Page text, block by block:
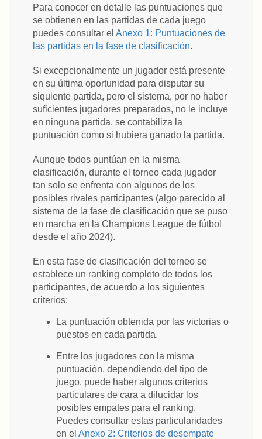
Para conocer en detalle las puntuaciones que
se obtienen en las partidas de cada juego
puedes consultar el Anexo 1: Puntuaciones de
las partidas en la fase de clasificación.
Si excepcionalmente un jugador está presente
en su última oportunidad para disputar su
siquiente partida, pero el sistema, por no haber
suficientes jugadores preparados, no le incluye
en ninguna partida, se contabiliza la
puntuación como si hubiera ganado la partida.
Aunque todos puntúan en la misma
clasificación, durante el torneo cada jugador
tan solo se enfrenta con algunos de los
posibles rivales participantes (algo parecido al
sistema de la fase de clasificación que se puso
en marcha en la Champions League de fútbol
desde el año 2024).
En esta fase de clasificación del torneo se
establece un ranking completo de todos los
participantes, de acuerdo a los siguientes
criterios:
La puntuación obtenida por las victorias o
puestos en cada partida.
Entre los jugadores con la misma
puntuación, dependiendo del tipo de
juego, puede haber algunos criterios
particulares de cara a dilucidar los
posibles empates para el ranking.
Puedes consultar estas particularidades
en el Anexo 2: Criterios de desempate